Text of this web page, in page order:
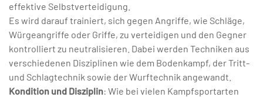
effektive Selbstverteidigung.
Es wird darauf trainiert, sich gegen Angriffe, wie Schläge,
Würgeangriffe oder Griffe, zu verteidigen und den Gegner
kontrolliert zu neutralisieren. Dabei werden Techniken aus
verschiedenen Disziplinen wie dem Bodenkampf, der Tritt-
und Schlagtechnik sowie der Wurftechnik angewandt.
Kondition und Disziplin: Wie bei vielen Kampfsportarten